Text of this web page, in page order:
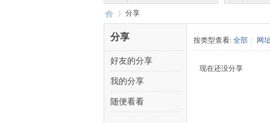
迪 ›
分享
分享
好友的分享
我的分享
随便看看
按类型查看: 全部 网
现在还没分享